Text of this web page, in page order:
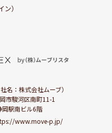
）
名：株式会社ムーブ）
市駿河区南町11-1
駅南ビル6階
www.move-p.jp/